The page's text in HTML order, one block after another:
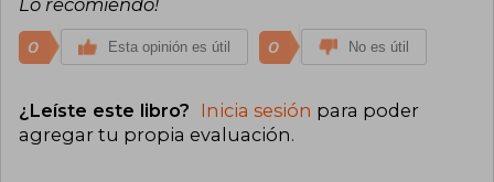
Lo recomiendo!
0 Esta opinión es útil 0 No es útil
¿Leíste este libro? Inicia sesión para poder
agregar tu propia evaluación.